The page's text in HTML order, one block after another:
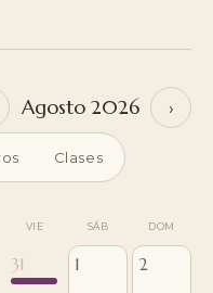
Agosto 2026 ›
Clases
VIE SÁB DOM
31 1 2